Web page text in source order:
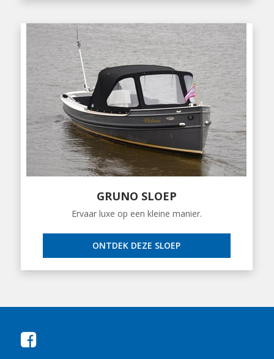
GRUNO SLOEP
Ervaar luxe op een kleine manier.
ONTDEK DEZE SLOEP